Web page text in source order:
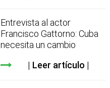
Entrevista al actor
Francisco Gattorno: Cuba
necesita un cambio
Leer artículo